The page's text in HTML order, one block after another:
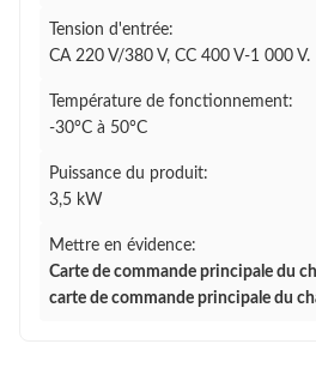
Tension d'entrée:
CA 220 V/380 V, CC 400 V-1 000 V.
Température de fonctionnement:
-30°C à 50°C
Puissance du produit:
3,5 kW
Mettre en évidence:
Carte de commande principale du
carte de commande principale du